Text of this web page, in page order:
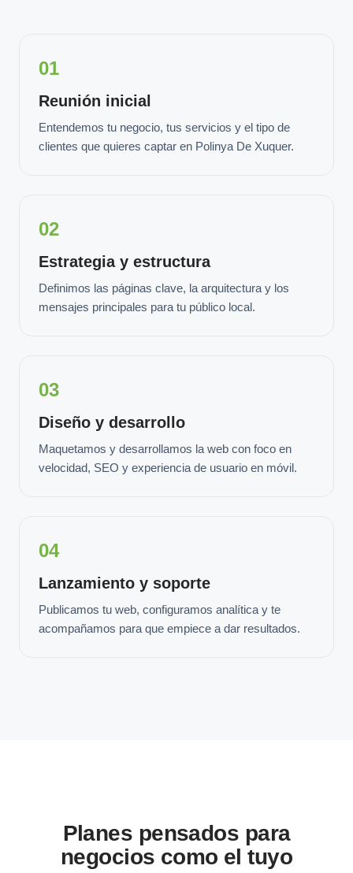
01
Reunión inicial
Entendemos tu negocio, tus servicios y el tipo de
clientes que quieres captar en Polinya De Xuquer.
02
Estrategia y estructura
Definimos las páginas clave, la arquitectura y los
mensajes principales para tu público local.
03
Diseño y desarrollo
Maquetamos y desarrollamos la web con foco en
velocidad, SEO y experiencia de usuario en móvil.
04
Lanzamiento y soporte
Publicamos tu web, configuramos analítica y te
acompañamos para que empiece a dar resultados.
Planes pensados para
negocios como el tuyo